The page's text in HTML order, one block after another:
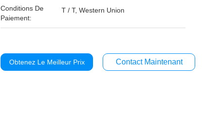
Conditions De
Paiement:
T / T, Western Union
Obtenez Le Meilleur Prix Contact Maintenant